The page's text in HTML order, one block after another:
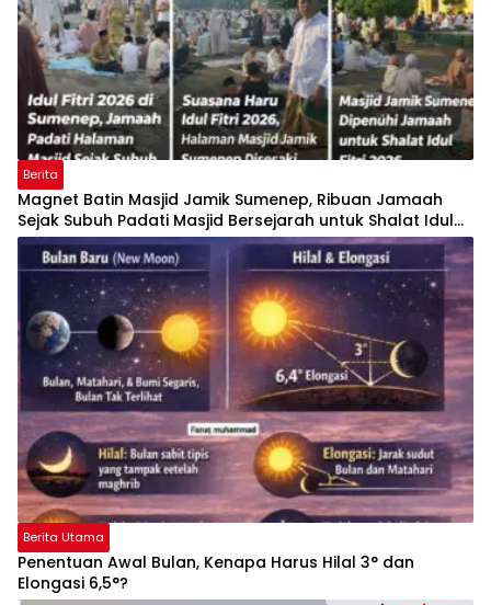
Berita
Magnet Batin Masjid Jamik Sumenep, Ribuan Jamaah
Sejak Subuh Padati Masjid Bersejarah untuk Shalat Idul
Fitri 2026
Berita Utama
Penentuan Awal Bulan, Kenapa Harus Hilal 3° dan
Elongasi 6,5°?